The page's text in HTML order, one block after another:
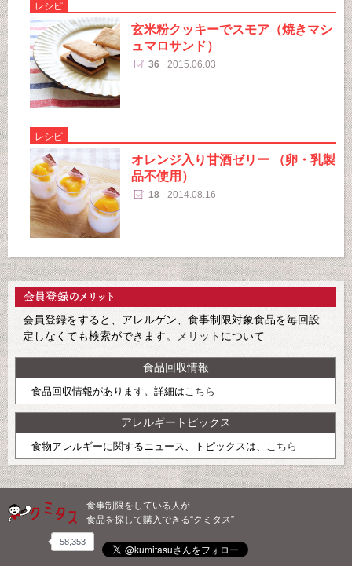
レシピ
玄米粉クッキーでスモア（焼きマシ
ュマロサンド）
36 2015.06.03
レシピ
オレンジ入り甘酒ゼリー （卵・乳製
品不使用）
18 2014.08.16
会員登録をすると、アレルゲン、食事制限対象食品を毎回設
定しなくても検索ができます。
メリット について
食品回収情報
食品回収情報があります。詳細はこちら
アレルギートピックス
食物アレルギーに関するニュース、トピックスは、 こちら
食事制限をしている人が
食品を探して購入できる“クミタス”
58,353